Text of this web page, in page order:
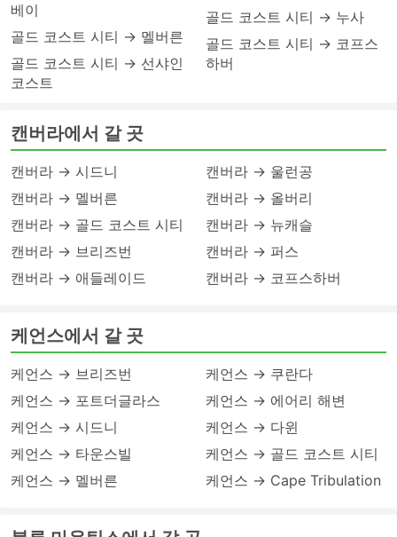
베이
골드 코스트 시티 → 멜버른
골드 코스트 시티 → 선샤인
코스트
골드 코스트 시티 → 누사
골드 코스트 시티 → 코프스
하버
캔버라에서 갈 곳
캔버라 → 시드니
캔버라 → 멜버른
캔버라 → 골드 코스트 시티
캔버라 → 브리즈번
캔버라 → 애들레이드
캔버라 → 울런공
캔버라 → 올버리
캔버라 → 뉴캐슬
캔버라 → 퍼스
캔버라 → 코프스하버
케언스에서 갈 곳
케언스 → 브리즈번
케언스 → 포트더글라스
케언스 → 시드니
케언스 → 타운스빌
케언스 → 멜버른
케언스 → 쿠란다
케언스 → 에어리 해변
케언스 → 다윈
케언스 → 골드 코스트 시티
케언스 → Cape Tribulation